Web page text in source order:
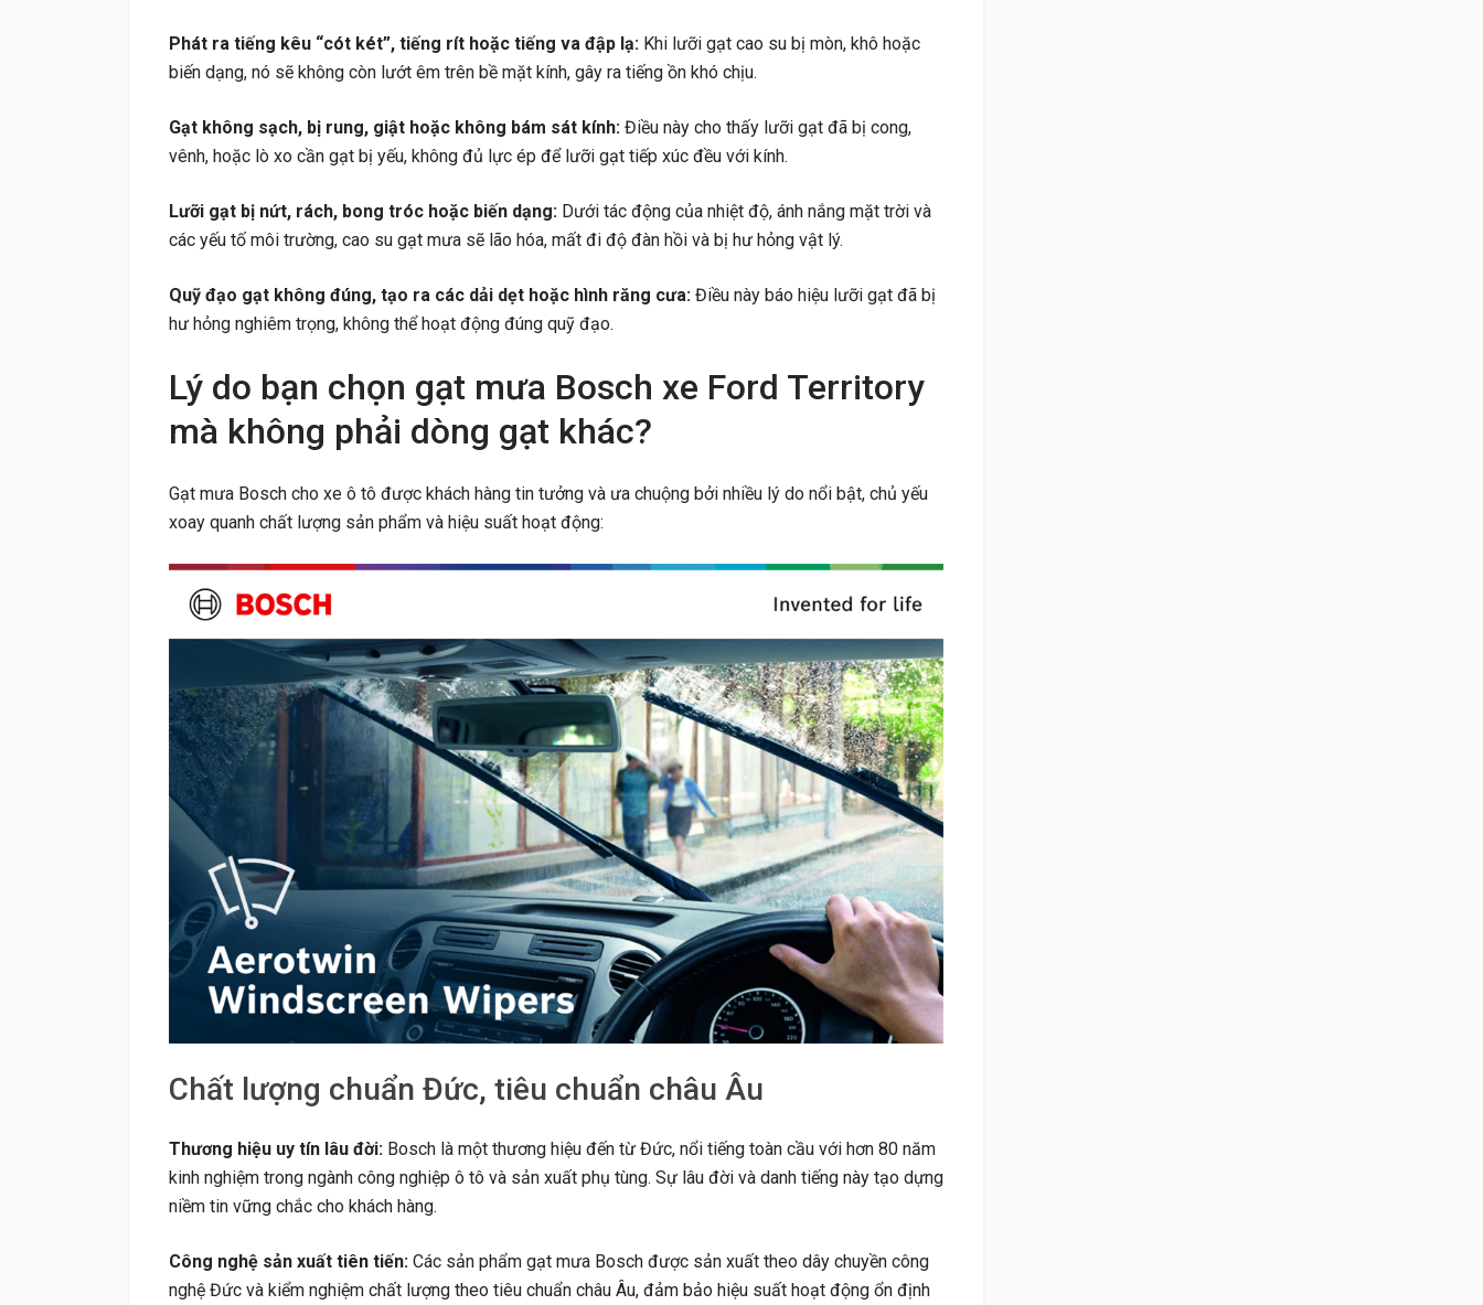
Phát ra tiếng kêu “cót két”, tiếng rít hoặc tiếng va đập lạ: Khi lưỡi gạt cao su bị mòn, khô hoặc
biến dạng, nó sẽ không còn lướt êm trên bề mặt kính, gây ra tiếng ồn khó chịu.
Gạt không sạch, bị rung, giật hoặc không bám sát kính: Điều này cho thấy lưỡi gạt đã bị cong,
vênh, hoặc lò xo cần gạt bị yếu, không đủ lực ép để lưỡi gạt tiếp xúc đều với kính.
Lưỡi gạt bị nứt, rách, bong tróc hoặc biến dạng: Dưới tác động của nhiệt độ, ánh nắng mặt trời và
các yếu tố môi trường, cao su gạt mưa sẽ lão hóa, mất đi độ đàn hồi và bị hư hỏng vật lý.
Quỹ đạo gạt không đúng, tạo ra các dải dẹt hoặc hình răng cưa: Điều này báo hiệu lưỡi gạt đã bị
hư hỏng nghiêm trọng, không thể hoạt động đúng quỹ đạo.
Lý do bạn chọn gạt mưa Bosch xe Ford Territory
mà không phải dòng gạt khác?
Gạt mưa Bosch cho xe ô tô được khách hàng tin tưởng và ưa chuộng bởi nhiều lý do nổi bật, chủ yếu
xoay quanh chất lượng sản phẩm và hiệu suất hoạt động:
Chất lượng chuẩn Đức, tiêu chuẩn châu Âu
Thương hiệu uy tín lâu đời: Bosch là một thương hiệu đến từ Đức, nổi tiếng toàn cầu với hơn 80 năm
kinh nghiệm trong ngành công nghiệp ô tô và sản xuất phụ tùng. Sự lâu đời và danh tiếng này tạo dựng
niềm tin vững chắc cho khách hàng.
Công nghệ sản xuất tiên tiến: Các sản phẩm gạt mưa Bosch được sản xuất theo dây chuyền công
nghệ Đức và kiểm nghiệm chất lượng theo tiêu chuẩn châu Âu, đảm bảo hiệu suất hoạt động ổn định